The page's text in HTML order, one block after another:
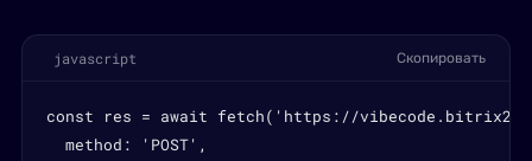
javascript Скопировать
const res = await fetch('https://
  method: 'POST',